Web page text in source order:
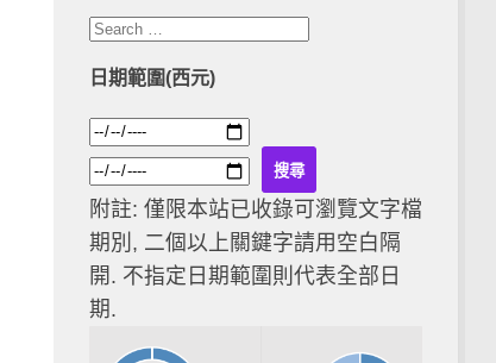
日期範圍(西元)
附註: 僅限本站已收錄可瀏覽文字檔
期別, 二個以上關鍵字請用空白隔
開. 不指定日期範圍則代表全部日
期.